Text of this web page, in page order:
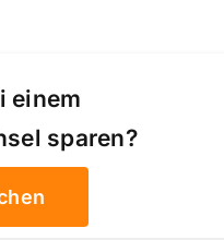
einem
sparen?